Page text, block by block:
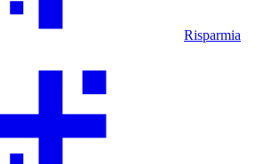
Risparmia